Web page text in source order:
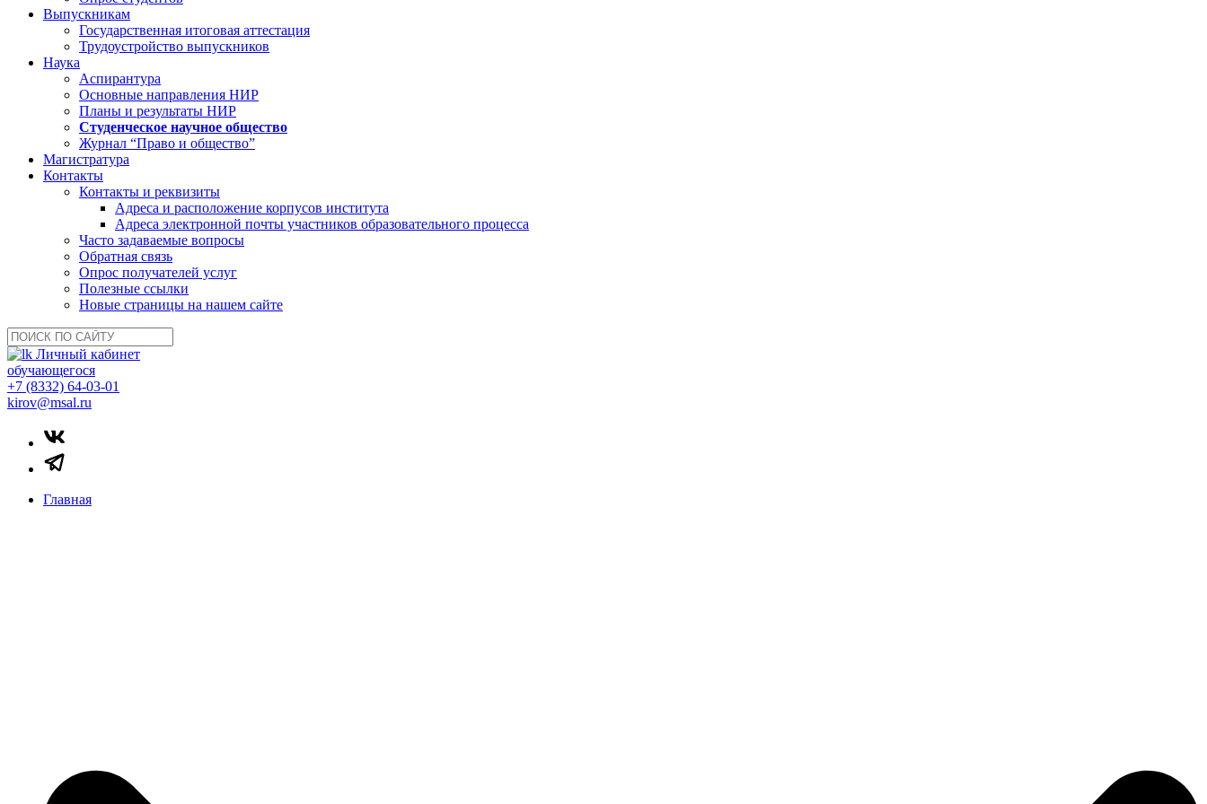
Выпускникам
Государственная итоговая аттестация
Трудоустройство выпускников
Наука
Аспирантура
Основные направления НИР
Планы и результаты НИР
Студенческое научное общество
Журнал “Право и общество”
Магистратура
Контакты
Контакты и реквизиты
Адреса и расположение корпусов института
Адреса электронной почты участников образовательного процесса
Часто задаваемые вопросы
Обратная связь
Опрос получателей услуг
Полезные ссылки
Новые страницы на нашем сайте
Личный кабинет
обучающегося
+7 (8332) 64-03-01
kirov@msal.ru
Главная